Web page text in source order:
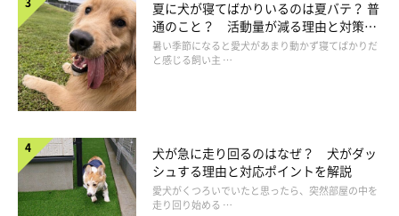
鉢、石、落ち葉などの下に生息しています。散歩中は、愛犬がそ
ういった場所に顔を入れることがないよう、気を付けてあげまし
ょう。
夏に犬が寝てばかりいるのは夏バテ？ 普
通のこと？ 活動量が減る理由と対策と
は
暑い季節になると愛犬があまり動かず寝てばかりだ
と感じる飼い主 …
犬が急に走り回るのはなぜ？ 犬がダッ
シュする理由と対応ポイントを解説
愛犬がくつろいでいたと思ったら、突然部屋の中を
走り回り始める …